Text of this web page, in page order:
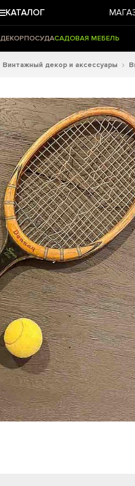
КАТАЛОГ
ДЕКОРПОСУДАСАДОВАЯ МЕБЕЛЬ
Винтажный декор и аксессуары